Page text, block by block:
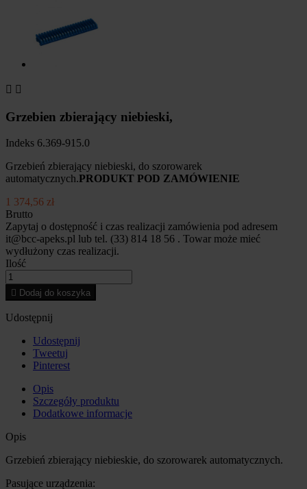
 
Grzebien zbierający niebieski,
Indeks 6.369-915.0
Grzebień zbierający niebieski, do szorowarek
automatycznych.PRODUKT POD ZAMÓWIENIE
1 374,56 zł
Brutto
Zapytaj o dostępność i czas realizacji zamówienia pod adresem
it@bcc-apeks.pl lub tel. (33) 814 18 56 . Towar może mieć
wydłużony czas realizacji.
Ilość
 Dodaj do koszyka
Udostępnij
Udostępnij
Tweetuj
Pinterest
Opis
Szczegóły produktu
Dodatkowe informacje
Opis
Grzebień zbierający niebieskie, do szorowarek automatycznych.
Pasujące urządzenia: